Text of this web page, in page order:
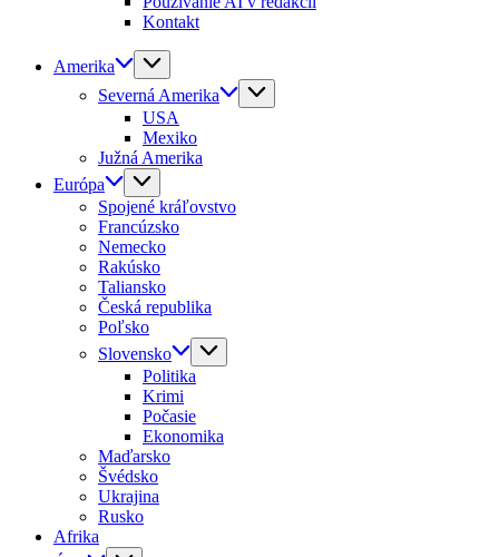
Kontakt
Amerika
Severná Amerika
USA
Mexiko
Južná Amerika
Európa
Spojené kráľovstvo
Francúzsko
Nemecko
Rakúsko
Taliansko
Česká republika
Poľsko
Slovensko
Politika
Krimi
Počasie
Ekonomika
Maďarsko
Švédsko
Ukrajina
Rusko
Afrika